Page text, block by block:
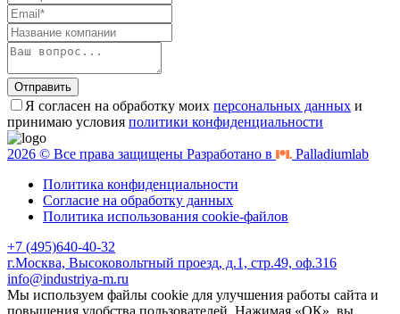
Отправить
Я согласен на обработку моих персональных данных и
принимаю условия политики конфиденциальности
2026 © Все права защищены Разработано в
Palladiumlab
Политика конфиденциальности
Согласие на обработку данных
Политика использования cookie-файлов
+7 (495)640-40-32
г.Москва, Высоковольтный проезд, д.1, стр.49, оф.316
info@industriya-m.ru
Мы используем файлы cookie для улучшения работы сайта и
повышения удобства пользователей. Нажимая «ОК», вы